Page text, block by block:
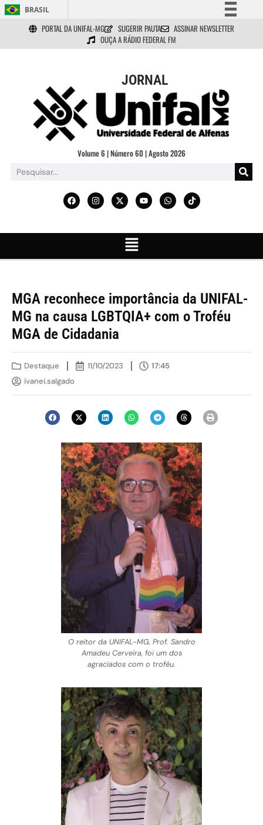
BRASIL
Simplifique!
Comunica BR
Acesso à informação
Legislação
Canais
PORTAL DA UNIFAL-MG SUGERIR PAUTA
ASSINAR NEWSLETTER
OUÇA A RÁDIO FEDERAL FM
JORNAL
Volume 6 | Número 60 | Agosto 2026
MGA reconhece importância da UNIFAL-
MG na causa LGBTQIA+ com o Troféu
MGA de Cidadania
Destaque 11/10/2023
17:45
ivanei.salgado
O reitor da UNIFAL-MG, Prof. Sandro
Amadeu Cerveira, foi um dos
agraciados com o troféu.